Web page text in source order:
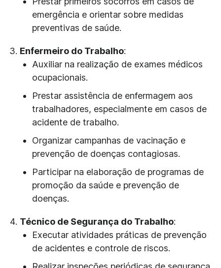
emergência e orientar sobre medidas
preventivas de saúde.
Enfermeiro do Trabalho:
Auxiliar na realização de exames médicos
ocupacionais.
Prestar assistência de enfermagem aos
trabalhadores, especialmente em casos de
acidente de trabalho.
Organizar campanhas de vacinação e
prevenção de doenças contagiosas.
Participar na elaboração de programas de
promoção da saúde e prevenção de
doenças.
Técnico de Segurança do Trabalho:
Executar atividades práticas de prevenção
de acidentes e controle de riscos.